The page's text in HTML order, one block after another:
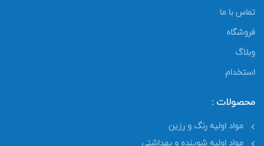
تماس با ما
فروشگاه
وبلاگ
استخدام
محصولات :
مواد اولیه رنگ و رزین
مواد اولیه شوینده و بهداشتی